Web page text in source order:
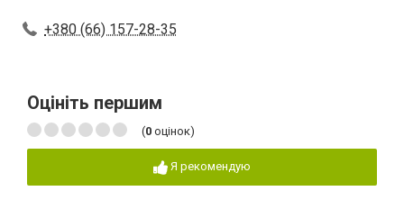
+380 (66) 157-28-35
Оцініть першим
(0 оцінок)
Я рекомендую